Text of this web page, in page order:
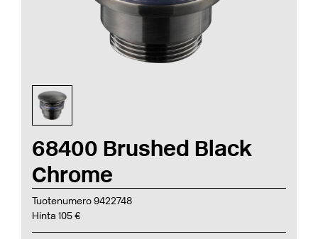
68400 Brushed Black
Chrome
Tuotenumero 9422748
Hinta 105 €